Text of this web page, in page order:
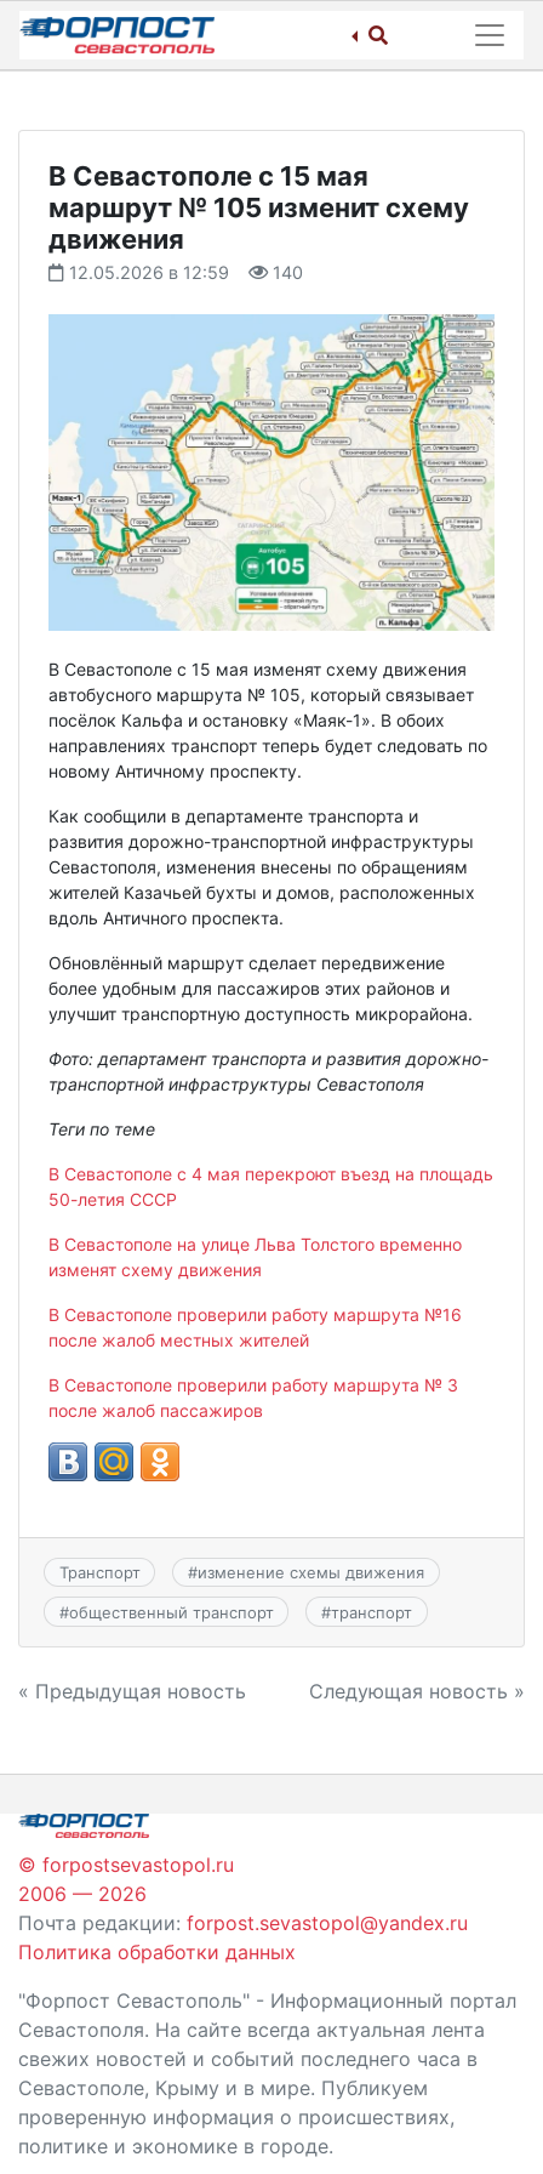
Skip
content
В Севастополе с 15 мая
маршрут № 105 изменит схему
движения
12.05.2026 в 12:59 140
В Севастополе с 15 мая изменят схему движения
автобусного маршрута № 105, который связывает
посёлок Кальфа и остановку «Маяк-1». В обоих
направлениях транспорт теперь будет следовать по
новому Античному проспекту.
Как сообщили в департаменте транспорта и
развития дорожно-транспортной инфраструктуры
Севастополя, изменения внесены по обращениям
жителей Казачьей бухты и домов, расположенных
вдоль Античного проспекта.
Обновлённый маршрут сделает передвижение
более удобным для пассажиров этих районов и
улучшит транспортную доступность микрорайона.
Фото: департамент транспорта и развития дорожно-
транспортной инфраструктуры Севастополя
Теги по теме
В Севастополе с 4 мая перекроют въезд на площадь
50-летия СССР
В Севастополе на улице Льва Толстого временно
изменят схему движения
В Севастополе проверили работу маршрута №16
после жалоб местных жителей
В Севастополе проверили работу маршрута № 3
после жалоб пассажиров
Транспорт #изменение схемы движения
#общественный транспорт #транспорт
Навигация
записям
« Предыдущая новость Следующая новость »
© forpostsevastopol.ru
2006 — 2026
Почта редакции: forpost.sevastopol@yandex.ru
Политика обработки данных
"Форпост Севастополь" - Информационный портал
Севастополя. На сайте всегда актуальная лента
свежих новостей и событий последнего часа в
Севастополе, Крыму и в мире. Публикуем
проверенную информация о происшествиях,
политике и экономике в городе.